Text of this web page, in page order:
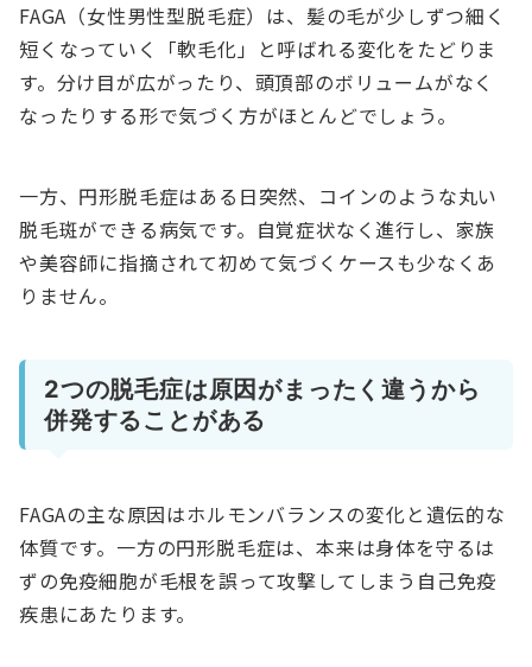
FAGA（女性男性型脱毛症）は、髪の毛が少しずつ細く
短くなっていく「軟毛化」と呼ばれる変化をたどりま
す。分け目が広がったり、頭頂部のボリュームがなく
なったりする形で気づく方がほとんどでしょう。
一方、円形脱毛症はある日突然、コインのような丸い
脱毛斑ができる病気です。自覚症状なく進行し、家族
や美容師に指摘されて初めて気づくケースも少なくあ
りません。
2つの脱毛症は原因がまったく違うから
併発することがある
FAGAの主な原因はホルモンバランスの変化と遺伝的な
体質です。一方の円形脱毛症は、本来は身体を守るは
ずの免疫細胞が毛根を誤って攻撃してしまう自己免疫
疾患にあたります。